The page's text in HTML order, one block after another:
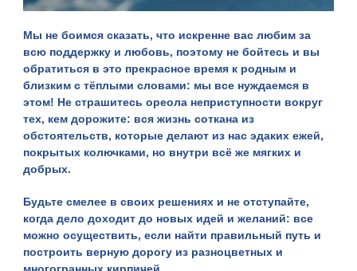
Мы не боимся сказать, что искренне вас любим за
всю поддержку и любовь, поэтому не бойтесь и вы
обратиться в это прекрасное время к родным и
близким с тёплыми словами: мы все нуждаемся в
этом! Не страшитесь ореола неприступности вокруг
тех, кем дорожите: вся жизнь соткана из
обстоятельств, которые делают из нас эдаких ежей,
покрытых колючками, но внутри всё же мягких и
добрых.
Будьте смелее в своих решениях и не отступайте,
когда дело доходит до новых идей и желаний: все
можно осуществить, если найти правильный путь и
построить верную дорогу из разноцветных и